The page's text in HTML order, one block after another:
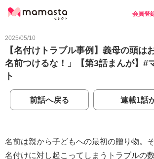
会員登
2025/05/10
【名付けトラブル事例】義母の頭は
名前つけるな！」【第3話まんが】#
ト
前話へ戻る 連載1話
名前は親から子どもへの最初の贈り物。
名付けに対し起こってしまうトラブルの